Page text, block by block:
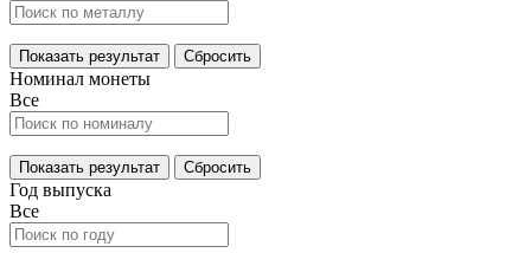
Показать результат Сбросить
Номинал монеты
Все
Показать результат Сбросить
Год выпуска
Все